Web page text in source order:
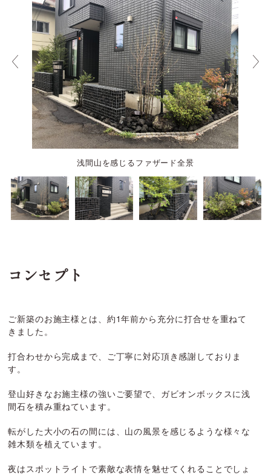
浅間山を感じるファザード全景
渋い建物と重厚感のある石張り門塀とガビオ
アオハダとガビオンボックス
浅間石と四季折々の樹木
平面計画図
コンセプト
ご新築のお施主様とは、約1年前から充分に打合せを重ねて
きました。
打合わせから完成まで、ご丁寧に対応頂き感謝しておりま
す。
登山好きなお施主様の強いご要望で、ガビオンボックスに浅
間石を積み重ねています。
転がした大小の石の間には、山の風景を感じるような様々な
雑木類を植えています。
夜はスポットライトで素敵な表情を魅せてくれることでしょ